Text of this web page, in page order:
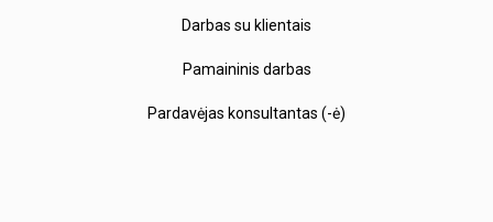
Darbas su klientais
Pamaininis darbas
Pardavėjas konsultantas (-ė)